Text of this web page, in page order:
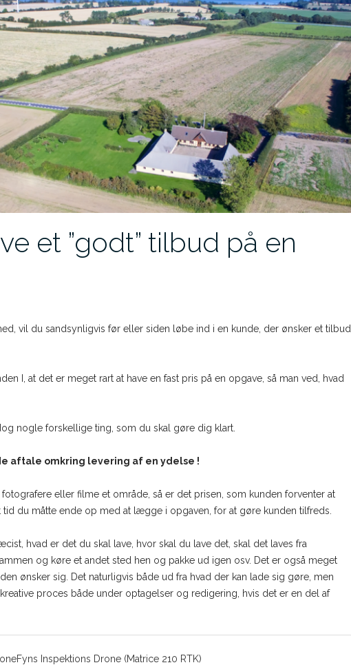
et ”godt” tilbud på en
vil du sandsynligvis før eller siden løbe ind i en kunde, der ønsker et tilbud
I, at det er meget rart at have en fast pris på en opgave, så man ved, hvad
nogle forskellige ting, som du skal gøre dig klart.
aftale omkring levering af en ydelse !
eller filme et område, så er det prisen, som kunden forventer at
du måtte ende op med at lægge i opgaven, for at gøre kunden tilfreds.
hvad er det du skal lave, hvor skal du lave det, skal det laves fra
og køre et andet sted hen og pakke ud igen osv. Det er også meget
ønsker sig. Det naturligvis både ud fra hvad der kan lade sig gøre, men
proces både under optagelser og redigering, hvis det er en del af
Inspektions Drone (Matrice 210 RTK)